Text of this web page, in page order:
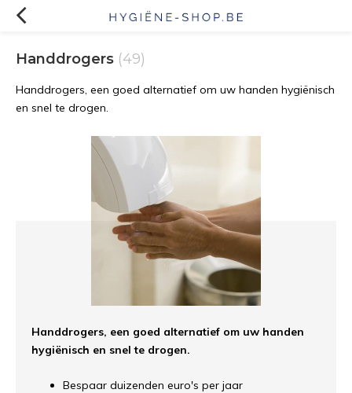
Handdrogers (49)
Handdrogers, een goed alternatief om uw handen hygiënisch
en snel te drogen.
Handdrogers, een goed alternatief om uw handen
hygiënisch en snel te drogen.
Bespaar duizenden euro's per jaar